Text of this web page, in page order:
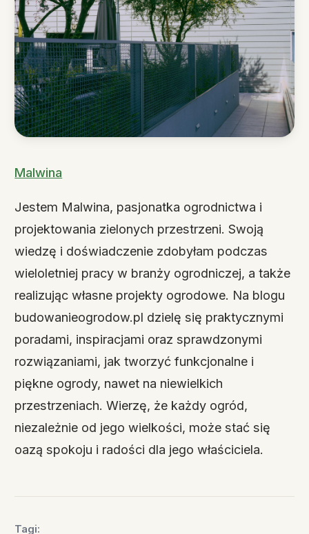
Malwina
Jestem Malwina, pasjonatka ogrodnictwa i
projektowania zielonych przestrzeni. Swoją
wiedzę i doświadczenie zdobyłam podczas
wieloletniej pracy w branży ogrodniczej, a także
realizując własne projekty ogrodowe. Na blogu
budowanieogrodow.pl dzielę się praktycznymi
poradami, inspiracjami oraz sprawdzonymi
rozwiązaniami, jak tworzyć funkcjonalne i
piękne ogrody, nawet na niewielkich
przestrzeniach. Wierzę, że każdy ogród,
niezależnie od jego wielkości, może stać się
oazą spokoju i radości dla jego właściciela.
Tagi: